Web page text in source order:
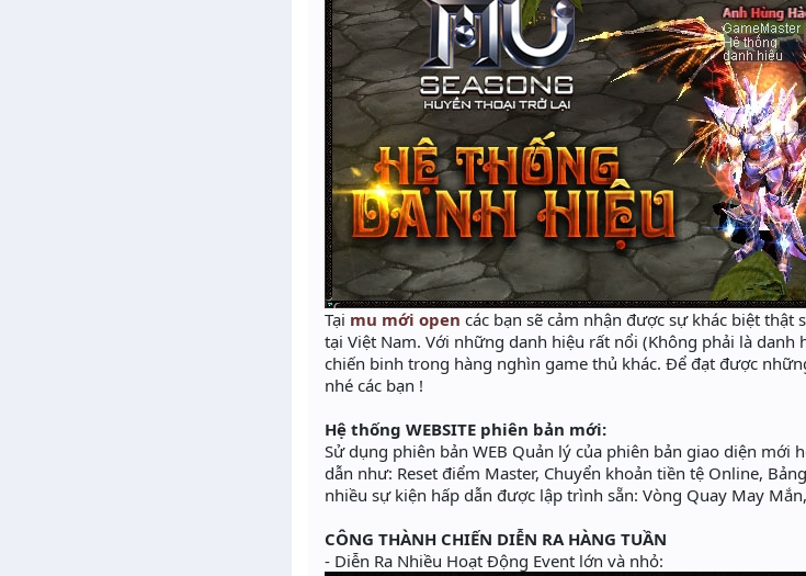
Tại mu mới open các bạn sẽ cảm nhận được sự khác biệt
tại Việt Nam. Với những danh hiệu rất nổi (Không phải là danh
chiến binh trong hàng nghìn game thủ khác. Để đạt được
nhé các bạn !
Hệ thống WEBSITE phiên bản mới:
Sử dụng phiên bản WEB Quản lý của phiên bản giao diện
dẫn như: Reset điểm Master, Chuyển khoản tiền tệ Online,
nhiều sự kiện hấp dẫn được lập trình sẵn: Vòng Quay May
CÔNG THÀNH CHIẾN DIỄN RA HÀNG TUẦN
- Diễn Ra Nhiều Hoạt Động Event lớn và nhỏ: